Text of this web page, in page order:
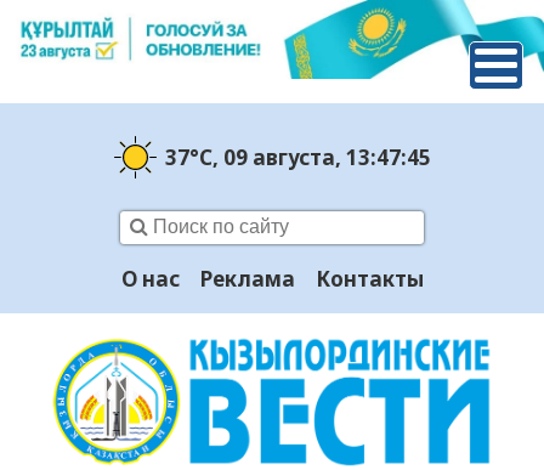
37°C, 09 августа, 13:47:46
О нас Реклама Контакты